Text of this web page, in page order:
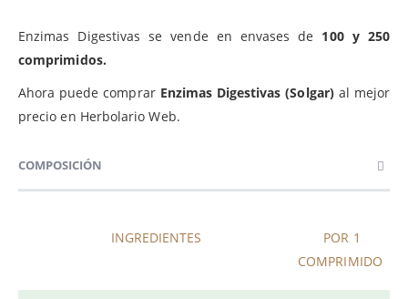
Enzimas Digestivas se vende en envases de 100 y 250
comprimidos.
Ahora puede comprar Enzimas Digestivas (Solgar)al mejor
precio en Herbolario Web.
COMPOSICIÓN
INGREDIENTES
POR 1
COMPRIMIDO